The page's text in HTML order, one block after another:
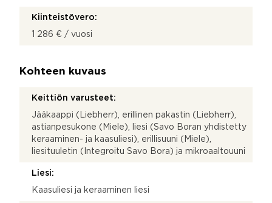
Kiinteistövero:
1 286 € / vuosi
Kohteen kuvaus
Keittiön varusteet:
Jääkaappi (Liebherr), erillinen pakastin (Liebherr),
astianpesukone (Miele), liesi (Savo Boran yhdistetty
keraaminen- ja kaasuliesi), erillisuuni (Miele),
liesituuletin (Integroitu Savo Bora) ja mikroaaltouuni
Liesi:
Kaasuliesi ja keraaminen liesi